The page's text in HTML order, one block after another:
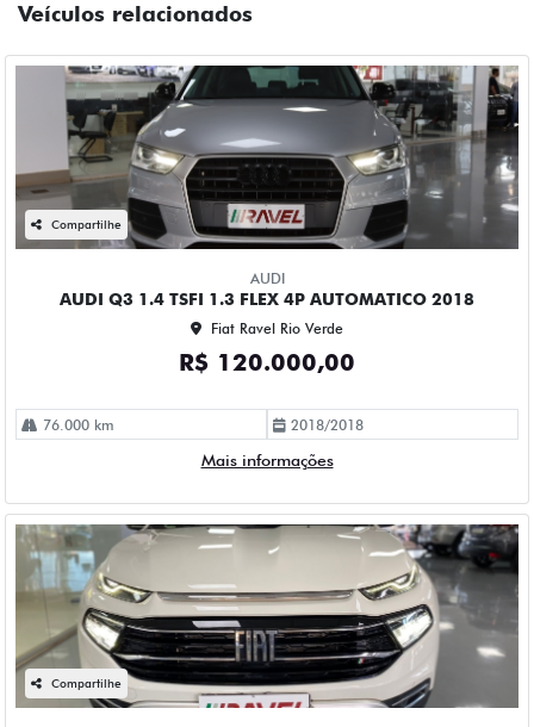
Veículos relacionados
Compartilhe
AUDI
AUDI Q3 1.4 TSFI 1.3 FLEX 4P AUTOMATICO 2018
Fiat Ravel Rio Verde
R$ 120.000,00
76.000 km 2018/2018
Mais informações
Compartilhe